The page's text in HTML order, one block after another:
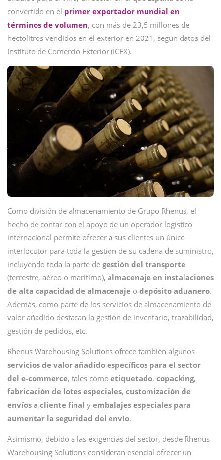
convertido en el primer exportador mundial en
términos de volumen, con más de 23,5 millones de
hectolitros vendidos en el exterior en 2021, según datos del
Instituto de Comercio Exterior (ICEX).
Como división de almacenamiento de Grupo Rhenus, el
hecho de contar con el apoyo de un operador logístico
internacional permite ofrecer a sus clientes un único
interlocutor para toda la gestión de su cadena de suministro,
incluyendo toda la parte de gestión del transporte
(terrestre, aéreo o marítimo), almacenaje en instalaciones
de alta capacidad de almacenaje o depósito aduanero.
Además, como parte de los servicios de almacenamiento de
valor añadido destacan la gestión de inventario, trazabilidad,
gestión de pedidos, etc.
Rhenus Warehousing Solutions ofrece también algunos
servicios de valor añadido específicos para el sector
del e-commerce, tales como etiquetado, copacking,
fabricación de lotes especiales, customización de
envíos a cliente final y embalajes especiales para
aumentar la seguridad del envío.
Asimismo, debido a las exigencias del sector, desde Rhenus
Warehousing Solutions consideran esencial ofrecer un